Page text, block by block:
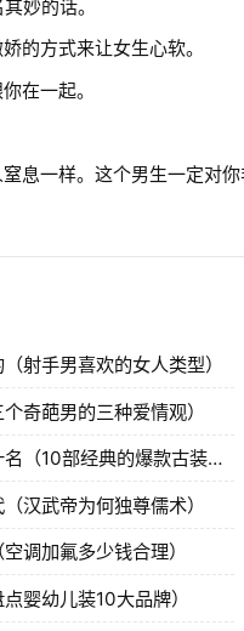
妙的话。
方式来让女生心软。
在一起。
息一样。这个男生一定对你
射手男喜欢的女人类型）
奇葩男的三种爱情观）
好看的古装电视剧排行榜前十名（10部经典的爆款古装剧）
汉武帝为何独尊儒术）
调加氟多少钱合理）
婴幼儿装10大品牌）